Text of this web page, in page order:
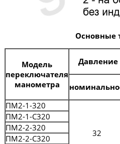
Основные
Модель
переключателя
манометра
Давление
ПМ2-1-320
32
ПМ2-1-С320
ПМ2-2-320
ПМ2-2-С320